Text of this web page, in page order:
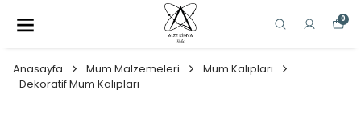
0
Anasayfa Mum Malzemeleri
Mum Kalıpları
Dekoratif Mum Kalıpları